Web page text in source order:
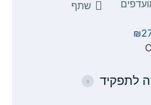
שתף
לתפקיד